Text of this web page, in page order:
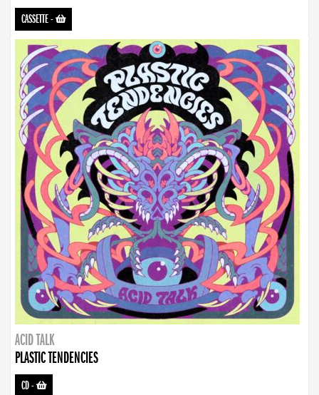
CASSETTE-
ACID TALK
PLASTIC TENDENCIES
CD-